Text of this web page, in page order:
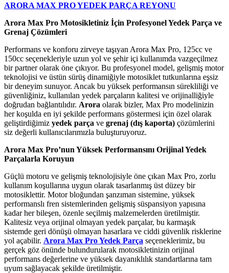
ARORA MAX PRO YEDEK PARÇA REYONU
Arora Max Pro Motosikletiniz İçin Profesyonel Yedek Parça ve
Grenaj Çözümleri
Performans ve konforu zirveye taşıyan Arora Max Pro, 125cc ve
150cc seçenekleriyle uzun yol ve şehir içi kullanımda vazgeçilmez
bir partner olarak öne çıkıyor. Bu profesyonel model, gelişmiş motor
teknolojisi ve üstün sürüş dinamiğiyle motosiklet tutkunlarına eşsiz
bir deneyim sunuyor. Ancak bu yüksek performansın sürekliliği ve
güvenliğiniz, kullanılan yedek parçaların kalitesi ve orijinalliğiyle
doğrudan bağlantılıdır. Arora olarak bizler, Max Pro modelinizin
her koşulda en iyi şekilde performans göstermesi için özel olarak
geliştirdiğimiz yedek parça ve grenaj (dış kaporta) çözümlerini
siz değerli kullanıcılarımızla buluşturuyoruz.
Arora Max Pro’nun Yüksek Performansını Orijinal Yedek
Parçalarla Koruyun
Güçlü motoru ve gelişmiş teknolojisiyle öne çıkan Max Pro, zorlu
kullanım koşullarına uygun olarak tasarlanmış üst düzey bir
motosiklettir. Motor bloğundan şanzıman sistemine, yüksek
performanslı fren sistemlerinden gelişmiş süspansiyon yapısına
kadar her bileşen, özenle seçilmiş malzemelerden üretilmiştir.
Kalitesiz veya orijinal olmayan yedek parçalar, bu karmaşık
sistemde geri dönüşü olmayan hasarlara ve ciddi güvenlik risklerine
yol açabilir. Arora Max Pro Yedek Parça seçeneklerimiz, bu
gerçek göz önünde bulundurularak motosikletinizin orijinal
performans değerlerine ve yüksek dayanıklılık standartlarına tam
uyum sağlayacak şekilde üretilmiştir.